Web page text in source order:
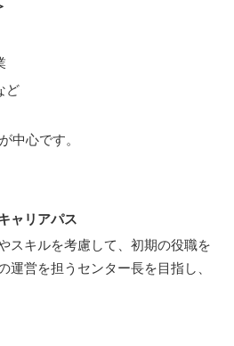
ど
中心です。
ャリアパス
スキルを考慮して、初期の役職を
運営を担うセンター長を目指し、